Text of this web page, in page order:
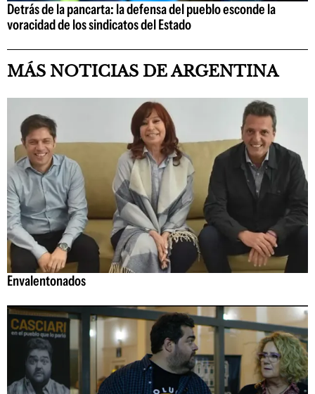
Detrás de la pancarta: la defensa del pueblo esconde la
voracidad de los sindicatos del Estado
MÁS NOTICIAS DE ARGENTINA
Envalentonados